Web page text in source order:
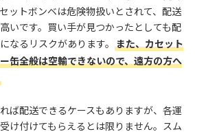
ットボンベは危険物扱いとされて、配送
いです。買い手が見つかったとしても配
なるリスクがあります。また、カセット
缶全般は空輸できないので、遠方の方へ
ば配送できるケースもありますが、各運
け付けてもらえるとは限りません。スム